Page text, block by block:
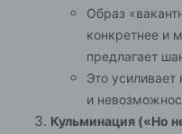
Образ
конкретнее и
предлагает
Это
и
Кульминация («Но